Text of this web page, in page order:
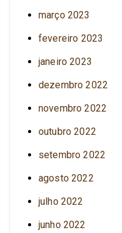
março 2023
fevereiro 2023
janeiro 2023
dezembro 2022
novembro 2022
outubro 2022
setembro 2022
agosto 2022
julho 2022
junho 2022